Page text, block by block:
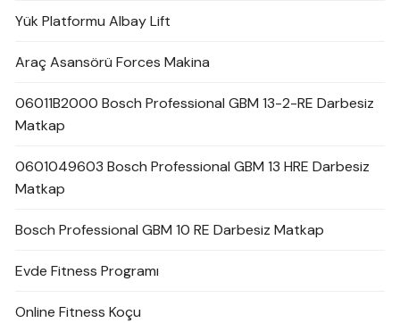
Yük Platformu Albay Lift
Araç Asansörü Forces Makina
06011B2000 Bosch Professional GBM 13-2-RE Darbesiz
Matkap
0601049603 Bosch Professional GBM 13 HRE Darbesiz
Matkap
Bosch Professional GBM 10 RE Darbesiz Matkap
Evde Fitness Programı
Online Fitness Koçu